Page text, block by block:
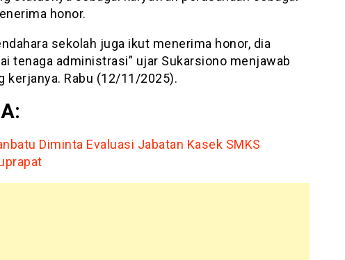
honor.
sekolah juga ikut menerima honor, dia
tenaga administrasi” ujar Sukarsiono menjawab
kerjanya. Rabu (12/11/2025).
Diminta Evaluasi Jabatan Kasek SMKS